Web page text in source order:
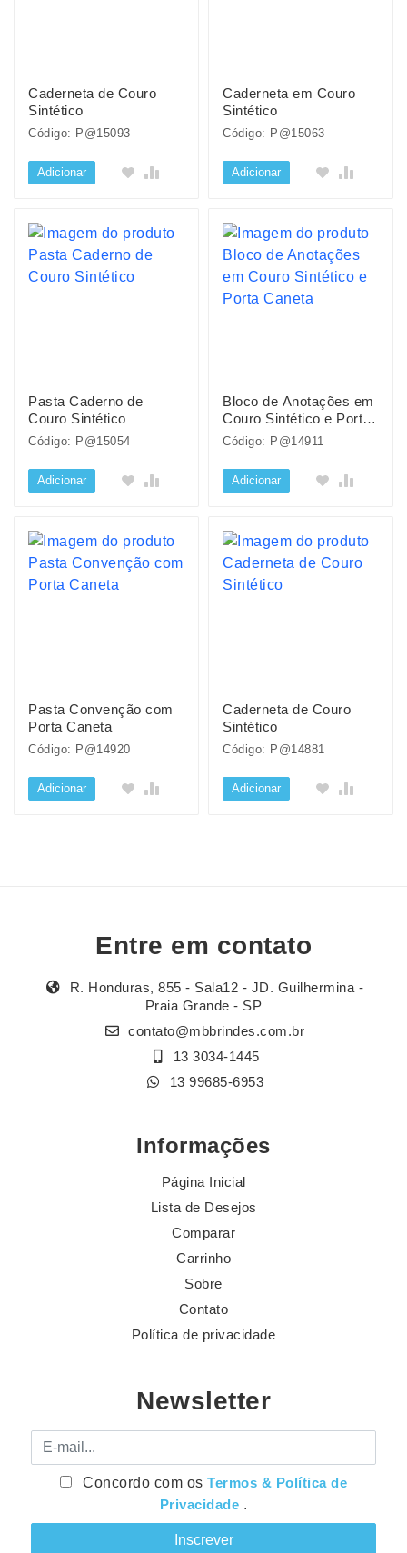
Caderneta de Couro
Sintético
Código: P@15093
Adicionar
Caderneta em Couro
Sintético
Código: P@15063
Adicionar
Pasta Caderno de
Couro Sintético
Código: P@15054
Adicionar
Bloco de Anotações em
Couro Sintético e Porta
Caneta
Código: P@14911
Adicionar
Pasta Convenção com
Porta Caneta
Código: P@14920
Adicionar
Caderneta de Couro
Sintético
Código: P@14881
Adicionar
Entre em contato
R. Honduras, 855 - Sala12 - JD. Guilhermina -
Praia Grande - SP
contato@mbbrindes.com.br
13 3034-1445
13 99685-6953
Informações
Página Inicial
Lista de Desejos
Comparar
Carrinho
Sobre
Contato
Política de privacidade
Newsletter
E-mail
Concordo com osTermos & Política de
Privacidade .